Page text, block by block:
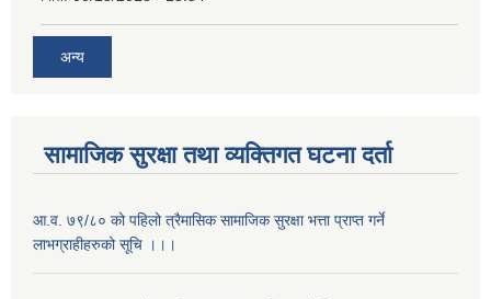
अन्य
सामाजिक सुरक्षा तथा व्यक्तिगत घटना दर्ता
आ.व. ७९/८० को पहिलो त्रैमासिक सामाजिक सुरक्षा भत्ता प्राप्त गर्ने
लाभग्राहीहरुको सूचि ।।।